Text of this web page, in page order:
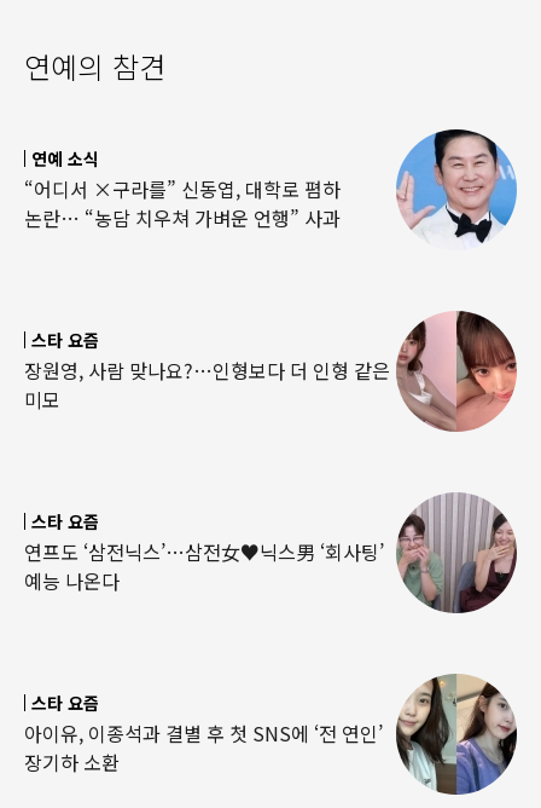
연예의 참견
연예 소식
“어디서 ×구라를” 신동엽, 대학로 폄하
논란… “농담 치우쳐 가벼운 언행” 사과
스타 요즘
장원영, 사람 맞나요?…인형보다 더 인형 같은
미모
스타 요즘
연프도 ‘삼전닉스’…삼전女♥닉스男 ‘회사팅’
예능 나온다
스타 요즘
아이유, 이종석과 결별 후 첫 SNS에 ‘전 연인’
장기하 소환